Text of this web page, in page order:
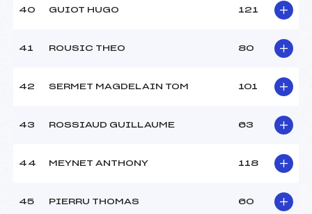
40 GUIOT HUGO 121
41 ROUSIC THEO 80
42 SERMET MAGDELAIN TOM 101
43 ROSSIAUD GUILLAUME 63
44 MEYNET ANTHONY 118
45 PIERRU THOMAS 60